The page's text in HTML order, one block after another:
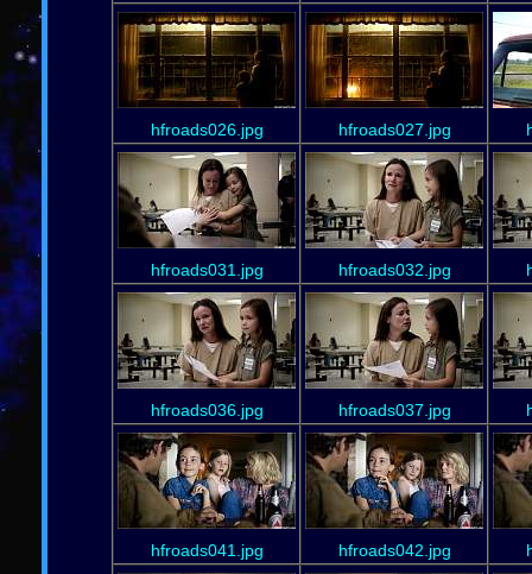
hfroads026.jpg hfroads027.jpg
hfroads031.jpg hfroads032.jpg
hfroads036.jpg hfroads037.jpg
hfroads041.jpg hfroads042.jpg